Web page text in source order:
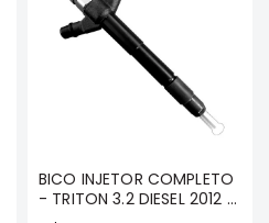
BICO INJETOR COMPLETO
- TRITON 3.2 DIESEL 2012 a
2017/ PAJERO DAKAR 3.2